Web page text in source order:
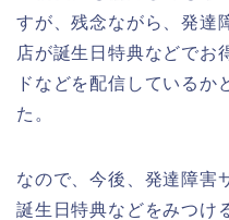
すが、残念ながら、発達
店が誕生日特典などでお
ドなどを配信しているか
た。
なので、今後、発達障害
誕生日特典などをみつけ